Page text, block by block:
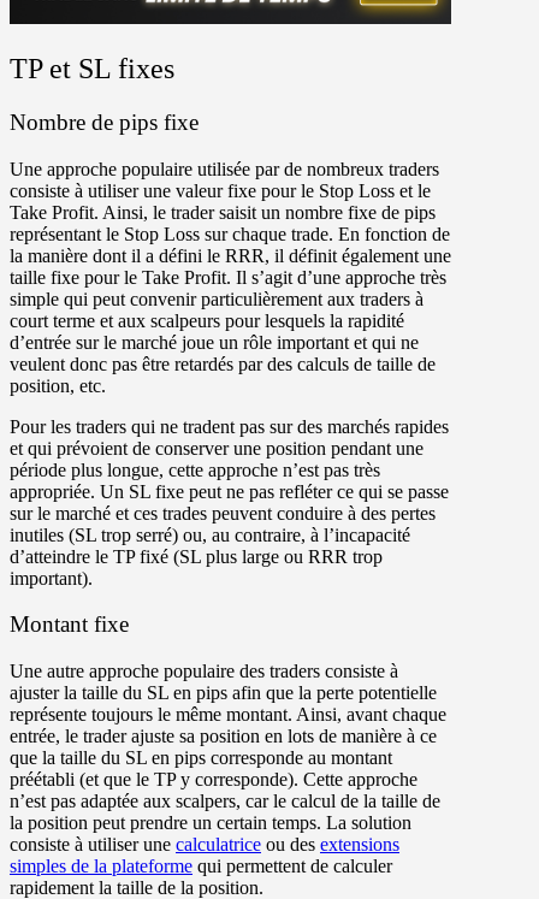
TP et SL fixes
Nombre de pips fixe
Une approche populaire utilisée par de nombreux traders
consiste à utiliser une valeur fixe pour le Stop Loss et le
Take Profit. Ainsi, le trader saisit un nombre fixe de pips
représentant le Stop Loss sur chaque trade. En fonction de
la manière dont il a défini le RRR, il définit également une
taille fixe pour le Take Profit. Il s’agit d’une approche très
simple qui peut convenir particulièrement aux traders à
court terme et aux scalpeurs pour lesquels la rapidité
d’entrée sur le marché joue un rôle important et qui ne
veulent donc pas être retardés par des calculs de taille de
position, etc.
Pour les traders qui ne tradent pas sur des marchés rapides
et qui prévoient de conserver une position pendant une
période plus longue, cette approche n’est pas très
appropriée. Un SL fixe peut ne pas refléter ce qui se passe
sur le marché et ces trades peuvent conduire à des pertes
inutiles (SL trop serré) ou, au contraire, à l’incapacité
d’atteindre le TP fixé (SL plus large ou RRR trop
important).
Montant fixe
Une autre approche populaire des traders consiste à
ajuster la taille du SL en pips afin que la perte potentielle
représente toujours le même montant. Ainsi, avant chaque
entrée, le trader ajuste sa position en lots de manière à ce
que la taille du SL en pips corresponde au montant
préétabli (et que le TP y corresponde). Cette approche
n’est pas adaptée aux scalpers, car le calcul de la taille de
la position peut prendre un certain temps. La solution
consiste à utiliser une calculatrice ou des extensions
simples de la plateforme qui permettent de calculer
rapidement la taille de la position.